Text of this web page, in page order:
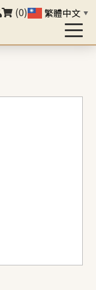
(0) 繁體中文 ▼